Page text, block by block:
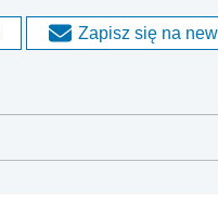
Zapisz się na